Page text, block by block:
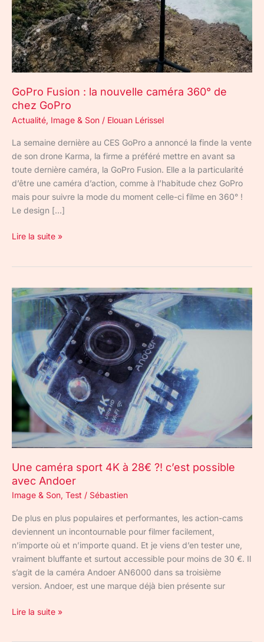
GoPro Fusion : la nouvelle caméra 360° de
chez GoPro
Actualité, Image & Son / Elouan Lérissel
La semaine dernière au CES GoPro a annoncé la finde la vente
de son drone Karma, la firme a préféré mettre en avant sa
toute dernière caméra, la GoPro Fusion. Elle a la particularité
d’être une caméra d’action, comme à l’habitude chez GoPro
mais pour suivre la mode du moment celle-ci filme en 360° !
Le design […]
de
chez
GoPro
Lire la suite »
Une caméra sport 4K à 28€ ?! c’est possible
avec Andoer
Image & Son, Test / Sébastien
De plus en plus populaires et performantes, les action-cams
deviennent un incontournable pour filmer facilement,
n’importe où et n’importe quand. Et je viens d’en tester une,
vraiment bluffante et surtout accessible pour moins de 30 €. Il
s’agit de la caméra Andoer AN6000 dans sa troisième
version. Andoer, est une marque déjà bien présente sur
Une
caméra
sport
4K
à
28€
?!
c’est
possible
avec
Andoer
Lire la suite »